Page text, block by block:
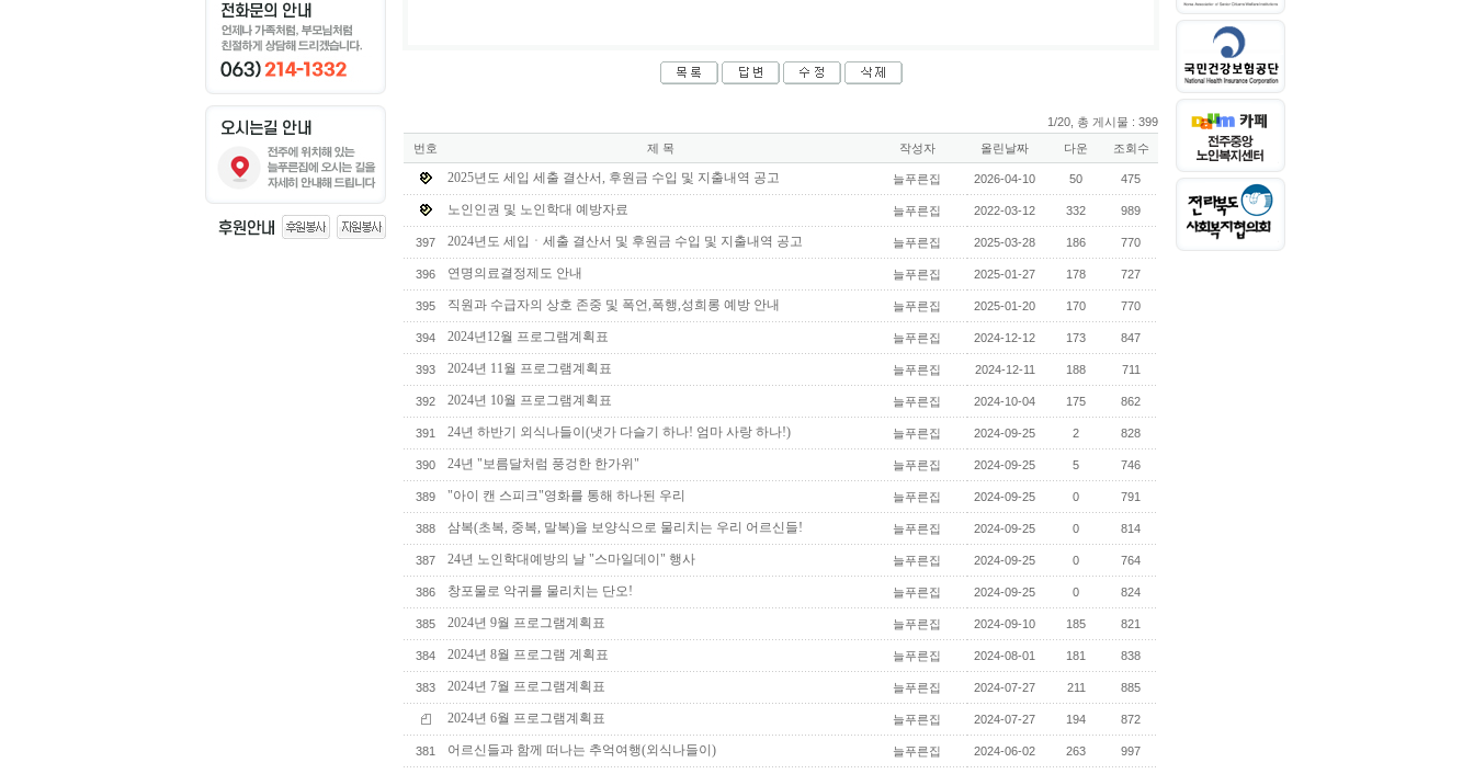
1/20, 총 게시물 : 399
번호
제 목 작성자 올린날짜 다운 조회수
2025년도 세입 세출 결산서, 후원금 수입 및 지출내역 공고 늘푸른집 2026-04-10 50 475
노인인권 및 노인학대 예방자료 늘푸른집 2022-03-12 332 989
397 2024년도 세입ㆍ세출 결산서 및 후원금 수입 및 지출내역 공고 늘푸른집 2025-03-28 186 770
396 연명의료결정제도 안내 늘푸른집 2025-01-27 178 727
395 직원과 수급자의 상호 존중 및 폭언,폭행,성희롱 예방 안내 늘푸른집 2025-01-20 170 770
394 2024년12월 프로그램계획표 늘푸른집 2024-12-12 173 847
393 2024년 11월 프로그램계획표 늘푸른집 2024-12-11 188 711
392 2024년 10월 프로그램계획표 늘푸른집 2024-10-04 175 862
391 24년 하반기 외식나들이(냇가 다슬기 하나! 엄마 사랑 하나!) 늘푸른집 2024-09-25 2 828
390 24년 "보름달처럼 풍겅한 한가위" 늘푸른집 2024-09-25 5 746
389 "아이 캔 스피크"영화를 통해 하나된 우리 늘푸른집 2024-09-25 0 791
388 삼복(초복, 중복, 말복)을 보양식으로 물리치는 우리 어르신들! 늘푸른집 2024-09-25 0 814
387 24년 노인학대예방의 날 "스마일데이" 행사 늘푸른집 2024-09-25 0 764
386 창포물로 악귀를 물리치는 단오! 늘푸른집 2024-09-25 0 824
385 2024년 9월 프로그램계획표 늘푸른집 2024-09-10 185 821
384 2024년 8월 프로그램 계획표 늘푸른집 2024-08-01 181 838
383 2024년 7월 프로그램계획표 늘푸른집 2024-07-27 211 885
2024년 6월 프로그램계획표 늘푸른집 2024-07-27 194 872
381 어르신들과 함께 떠나는 추억여행(외식나들이) 늘푸른집 2024-06-02 263 997